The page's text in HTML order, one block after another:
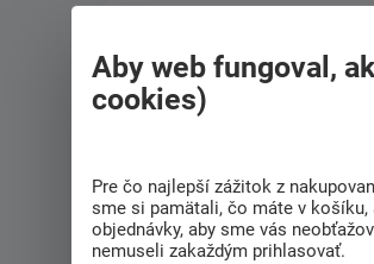
poličkami ...
Detail
Aby web fungoval,
cookies)
Pre čo najlepší zážitok z
sme si pamätali, čo máte v
objednávky, aby sme vás
nemuseli zakaždým prihlasovať.